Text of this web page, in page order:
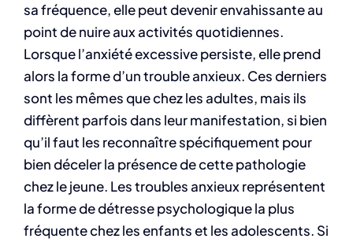
sa fréquence, elle peut devenir envahissante au
point de nuire aux activités quotidiennes.
Lorsque l’anxiété excessive persiste, elle prend
alors la forme d’un trouble anxieux. Ces derniers
sont les mêmes que chez les adultes, mais ils
diffèrent parfois dans leur manifestation, si bien
qu’il faut les reconnaître spécifiquement pour
bien déceler la présence de cette pathologie
chez le jeune. Les troubles anxieux représentent
la forme de détresse psychologique la plus
fréquente chez les enfants et les adolescents. Si